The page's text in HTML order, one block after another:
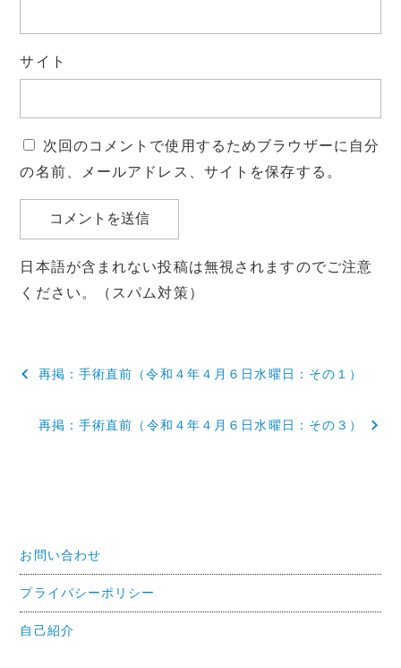
サイト
次回のコメントで使用するためブラウザーに自分
の名前、メールアドレス、サイトを保存する。
日本語が含まれない投稿は無視されますのでご注意
ください。（スパム対策）
投
シ
ョ
ン
再掲：手術直前（令和４年４月６日水曜日：その１）
再掲：手術直前（令和４年４月６日水曜日：その３）
お問い合わせ
プライバシーポリシー
自己紹介